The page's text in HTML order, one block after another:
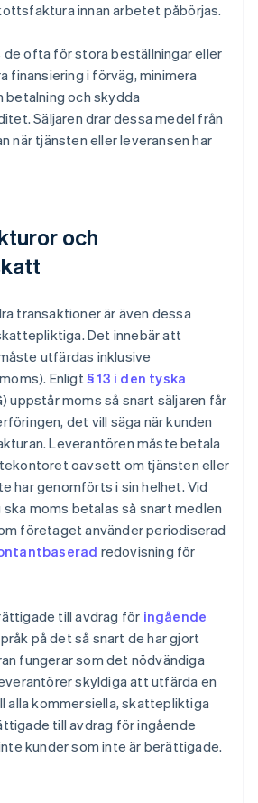
innan arbetet påbörjas.
de ofta för stora beställningar eller
finansiering i förväg, minimera
betalning och skydda
Säljaren drar dessa medel från
när tjänsten eller leveransen har
och
transaktioner är även dessa
Det innebär att
utfärdas inklusive
Enligt§ 13 i den tyska
uppstår moms så snart säljaren får
det vill säga när kunden
Leverantören måste betala
oavsett om tjänsten eller
har genomförts i sin helhet. Vid
moms betalas så snart medlen
företaget använder periodiserad
redovisning för
till avdrag för ingående
på det så snart de har gjort
fungerar som det nödvändiga
skyldiga att utfärda en
kommersiella, skattepliktiga
till avdrag för ingående
kunder som inte är berättigade.